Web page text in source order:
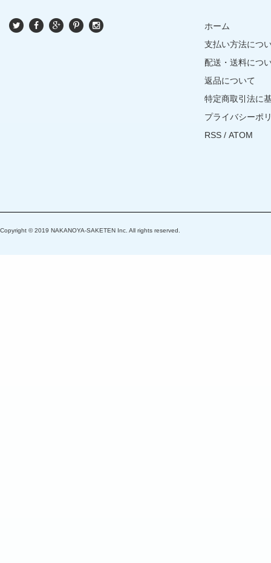
ホーム
支払い方法につ
配送・送料につ
返品について
特定商取引法に
プライバシーポ
RSS / ATOM
Copyright © 2019 NAKANOYA-SAKETEN Inc. All rights reserved.